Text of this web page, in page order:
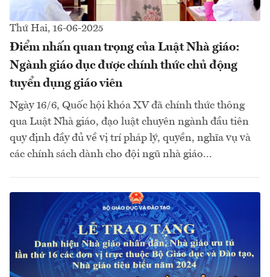
Thứ Hai, 16-06-2025
Điểm nhấn quan trọng của Luật Nhà giáo:
Ngành giáo dục được chính thức chủ động
tuyển dụng giáo viên
Ngày 16/6, Quốc hội khóa XV đã chính thức thông
qua Luật Nhà giáo, đạo luật chuyên ngành đầu tiên
quy định đầy đủ về vị trí pháp lý, quyền, nghĩa vụ và
các chính sách dành cho đội ngũ nhà giáo...